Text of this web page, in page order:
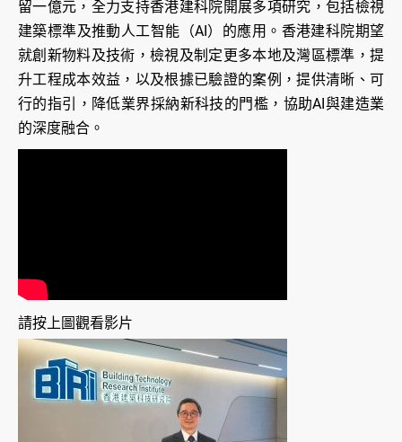
留一億元，全力支持香港建科院開展多項研究，包括檢視
建築標準及推動人工智能（AI）的應用。香港建科院期望
就創新物料及技術，檢視及制定更多本地及灣區標準，提
升工程成本效益，以及根據已驗證的案例，提供清晰、可
行的指引，降低業界採納新科技的門檻，協助AI與建造業
的深度融合。
請按上圖觀看影片